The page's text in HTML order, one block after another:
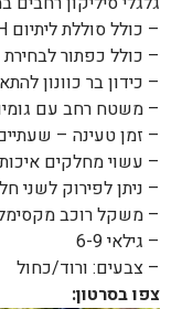
– כולל סוללת ליתיום 14.4V 2.2AH ומנוע 80W
– כולל כפתור לבחירת מהירות (2
– כידון בר כוונון
– משטח רחב עם
– זמן טעינה – שעתיים,
– עשוי מחלקים
– ניתן לפירוק
– משקל רוכב מקסימלי 50
– גילאי 6-9
– צבעים: ורוד/כחול
צפו בסרטון: